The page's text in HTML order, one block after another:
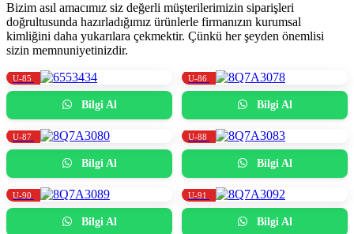
Bizim asıl amacımız siz değerli müşterilerimizin siparişleri
doğrultusunda hazırladığımız ürünlerle firmanızın kurumsal
kimliğini daha yukarılara çekmektir. Çünkü her şeyden önemlisi
sizin memnuniyetinizdir.
U-85
Bilgi Al
U-86
Bilgi Al
U-87
Bilgi Al
U-88
Bilgi Al
U-90
Bilgi Al
U-91
Bilgi Al